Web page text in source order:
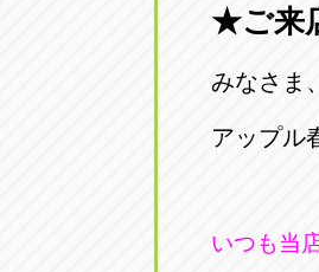
愛知県一宮市
アップル春日井
愛知県春日井
愛知県北名古
★ご来
みなさま
アップル
いつも当